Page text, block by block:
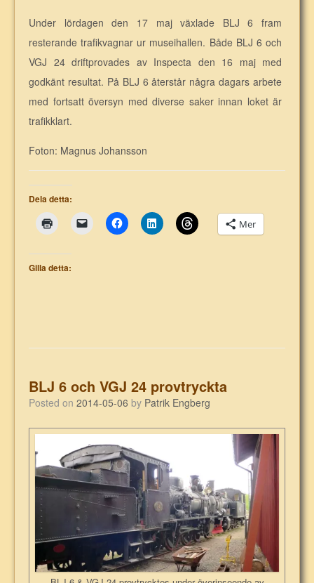
Under lördagen den 17 maj växlade BLJ 6 fram
resterande trafikvagnar ur museihallen. Både BLJ 6 och
VGJ 24 driftprovades av Inspecta den 16 maj med
godkänt resultat. På BLJ 6 återstår några dagars arbete
med fortsatt översyn med diverse saker innan loket är
trafikklart.
Foton: Magnus Johansson
Dela detta:
Mer
Gilla detta:
BLJ 6 och VGJ 24 provtryckta
Posted on 2014-05-06 by Patrik Engberg